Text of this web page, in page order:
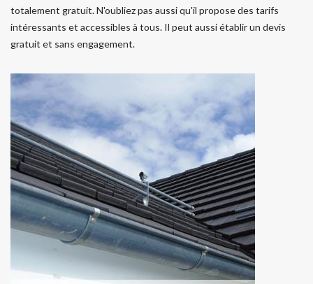
totalement gratuit. N'oubliez pas aussi qu'il propose des tarifs
intéressants et accessibles à tous. Il peut aussi établir un devis
gratuit et sans engagement.